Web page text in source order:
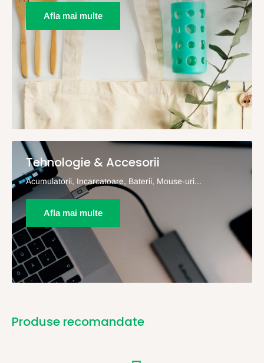
Afla mai multe
Tehnologie & Accesorii
Acumulatorii, Incarcatoare, Baterii, Mouse-uri...
Afla mai multe
Produse recomandate